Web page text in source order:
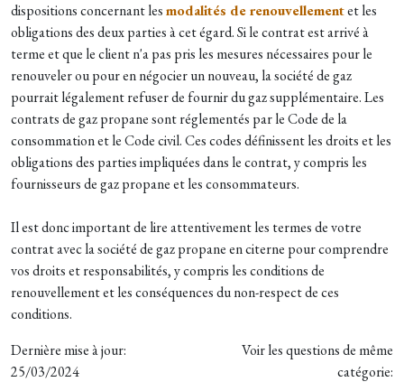
dispositions concernant lesmodalités de renouvellementet les
obligations des deux parties à cet égard. Si le contrat est arrivé à
terme et que le client n'a pas pris les mesures nécessaires pour le
renouveler ou pour en négocier un nouveau, la société de gaz
pourrait légalement refuser de fournir du gaz supplémentaire. Les
contrats de gaz propane sont réglementés par le Code de la
consommation et le Code civil. Ces codes définissent les droits et les
obligations des parties impliquées dans le contrat, y compris les
fournisseurs de gaz propane et les consommateurs.
Il est donc important de lire attentivement les termes de votre
contrat avec la société de gaz propane en citerne pour comprendre
vos droits et responsabilités, y compris les conditions de
renouvellement et les conséquences du non-respect de ces
conditions.
Dernière mise à jour:
25/03/2024
Voir les questions de même
catégorie: